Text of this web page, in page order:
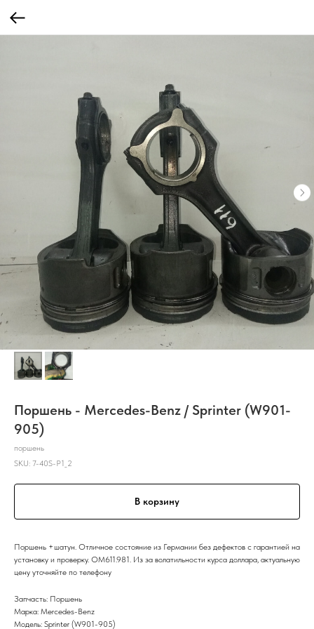
Поршень - Mercedes-Benz / Sprinter (W901-
905)
поршень
SKU: 7-40S-P1_2
В корзину
Поршень +шатун. Отличное состояние из Германии без дефектов с гарантией на
установку и проверку. OM611.981. Из за волатильности курса доллара, актуальную
цену уточняйте по телефону
Запчасть: Поршень
Марка: Mercedes-Benz
Модель: Sprinter (W901-905)